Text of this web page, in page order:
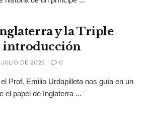
y la Triple
introducción
DE 2025 0
Prof. Emilio Urdapilleta nos guía en un
el papel de Inglaterra ...